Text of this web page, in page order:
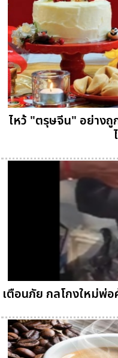
ไหว้ "ตรุษจีน" อย่าง
เตือนภัย กลโกงใหม่พ่